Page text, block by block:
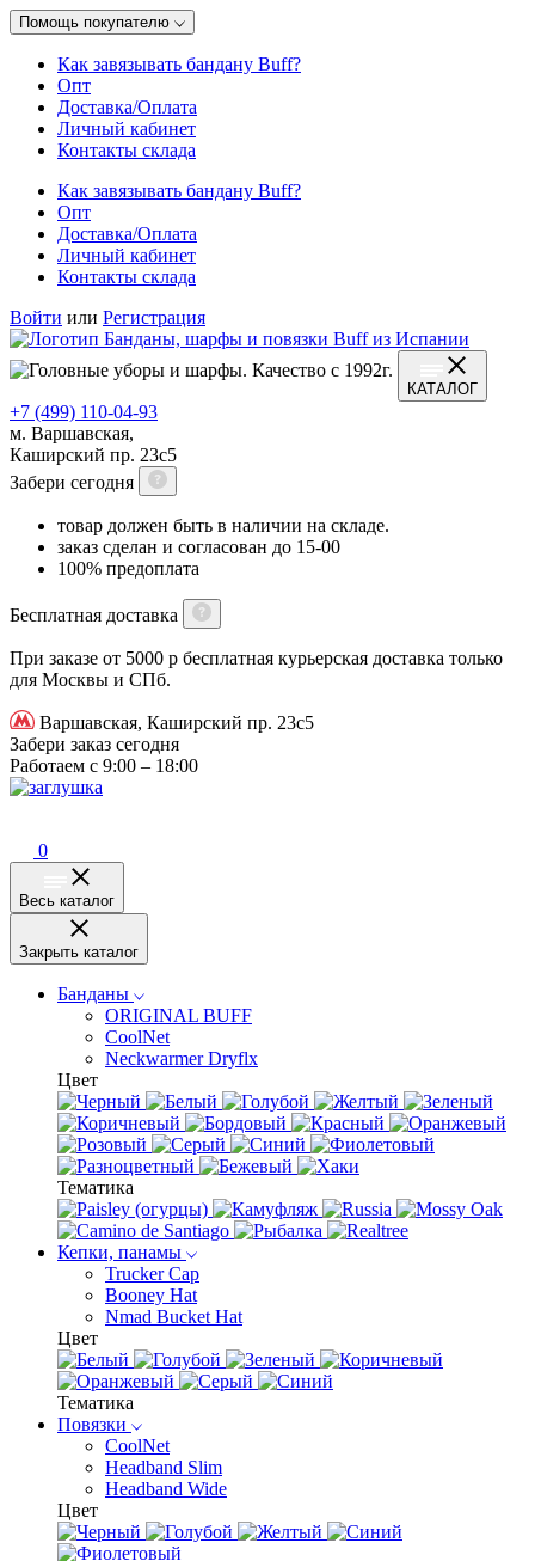
Помощь покупателю
Как завязывать бандану Buff?
Опт
Доставка/Оплата
Личный кабинет
Контакты склада
Как завязывать бандану Buff?
Опт
Доставка/Оплата
Личный кабинет
Контакты склада
Войти или Регистрация
КАТАЛОГ
+7 (499) 110-04-93
м. Варшавская,
Каширский пр. 23с5
Забери сегодня
товар должен быть в наличии на складе.
заказ сделан и согласован до 15-00
100% предоплата
Бесплатная доставка
При заказе от 5000 р бесплатная курьерская доставка только
для Москвы и СПб.
Варшавская, Каширский пр. 23с5
Забери заказ сегодня
Работаем с 9:00 – 18:00
0
Весь каталог
Закрыть каталог
Банданы
ORIGINAL BUFF
CoolNet
Neckwarmer Dryflx
Цвет
Тематика
Кепки, панамы
Trucker Cap
Booney Hat
Nmad Bucket Hat
Цвет
Тематика
Повязки
CoolNet
Headband Slim
Headband Wide
Цвет